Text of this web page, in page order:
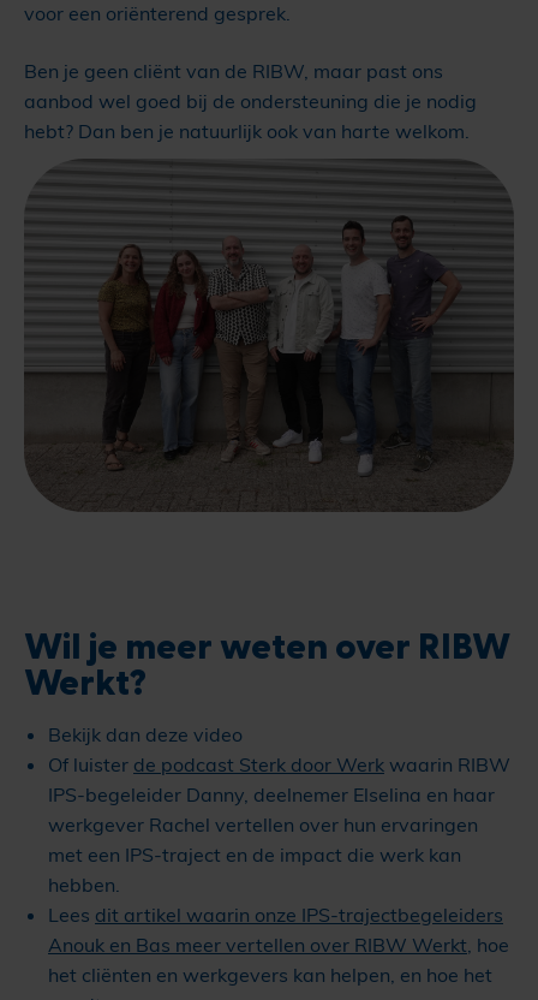
voor een oriënterend gesprek.
Ben je geen cliënt van de RIBW, maar past ons
aanbod wel goed bij de ondersteuning die je nodig
hebt? Dan ben je natuurlijk ook van harte welkom.
Wil je meer weten over RIBW
Werkt?
Bekijk dan deze video
Of luister de podcast Sterk door Werk waarin RIBW
IPS-begeleider Danny, deelnemer Elselina en haar
werkgever Rachel vertellen over hun ervaringen
met een IPS-traject en de impact die werk kan
hebben.
Lees dit artikel waarin onze IPS-trajectbegeleiders
Anouk en Bas meer vertellen over RIBW Werkt, hoe
het cliënten en werkgevers kan helpen, en hoe het